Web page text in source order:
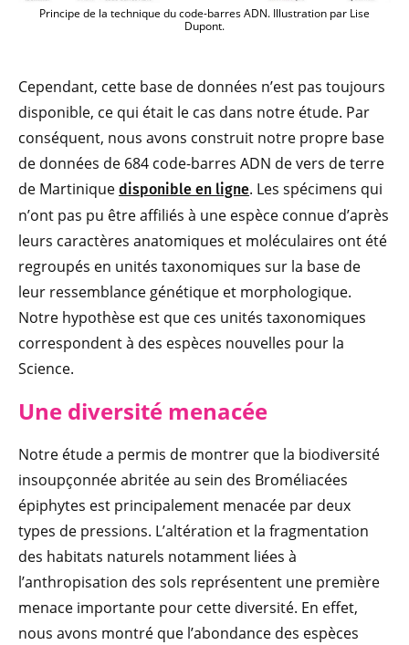
Principe de la technique du code-barres ADN. Illustration par Lise
Dupont.
Cependant, cette base de données n’est pas toujours
disponible, ce qui était le cas dans notre étude. Par
conséquent, nous avons construit notre propre base
de données de 684 code-barres ADN de vers de terre
de Martinique disponible en ligne. Les spécimens qui
n’ont pas pu être affiliés à une espèce connue d’après
leurs caractères anatomiques et moléculaires ont été
regroupés en unités taxonomiques sur la base de
leur ressemblance génétique et morphologique.
Notre hypothèse est que ces unités taxonomiques
correspondent à des espèces nouvelles pour la
Science.
Une diversité menacée
Notre étude a permis de montrer que la biodiversité
insoupçonnée abritée au sein des Broméliacées
épiphytes est principalement menacée par deux
types de pressions. L’altération et la fragmentation
des habitats naturels notamment liées à
l’anthropisation des sols représentent une première
menace importante pour cette diversité. En effet,
nous avons montré que l’abondance des espèces